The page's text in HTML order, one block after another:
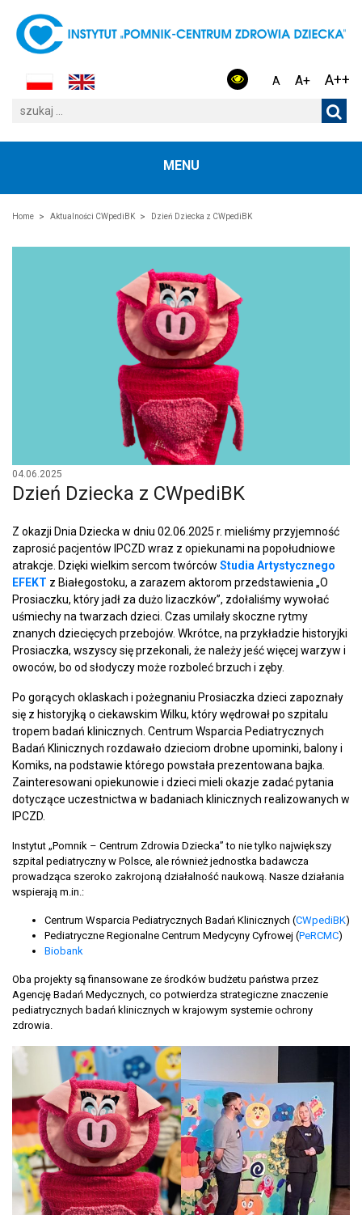
A A+ A++
MENU
Home Aktualności CWpediBK Dzień Dziecka z CWpediBK
04.06.2025
Dzień Dziecka z CWpediBK
Z okazji Dnia Dziecka w dniu 02.06.2025 r. mieliśmy przyjemność
zaprosić pacjentów IPCZD wraz z opiekunami na popołudniowe
atrakcje. Dzięki wielkim sercom twórców Studia Artystycznego
EFEKT z Białegostoku, a zarazem aktorom przedstawienia „O
Prosiaczku, który jadł za dużo lizaczków”, zdołaliśmy wywołać
uśmiechy na twarzach dzieci. Czas umilały skoczne rytmy
znanych dziecięcych przebojów. Wkrótce, na przykładzie historyjki
Prosiaczka, wszyscy się przekonali, że należy jeść więcej warzyw i
owoców, bo od słodyczy może rozboleć brzuch i zęby.
Po gorących oklaskach i pożegnaniu Prosiaczka dzieci zapoznały
się z historyjką o ciekawskim Wilku, który wędrował po szpitalu
tropem badań klinicznych. Centrum Wsparcia Pediatrycznych
Badań Klinicznych rozdawało dzieciom drobne upominki, balony i
Komiks, na podstawie którego powstała prezentowana bajka.
Zainteresowani opiekunowie i dzieci mieli okazje zadać pytania
dotyczące uczestnictwa w badaniach klinicznych realizowanych w
IPCZD.
Instytut „Pomnik – Centrum Zdrowia Dziecka” to nie tylko największy
szpital pediatryczny w Polsce, ale również jednostka badawcza
prowadząca szeroko zakrojoną działalność naukową. Nasze działania
wspierają m.in.:
Centrum Wsparcia Pediatrycznych Badań Klinicznych (CWpediBK)
Pediatryczne Regionalne Centrum Medycyny Cyfrowej (PeRCMC)
Biobank
Oba projekty są finansowane ze środków budżetu państwa przez
Agencję Badań Medycznych, co potwierdza strategiczne znaczenie
pediatrycznych badań klinicznych w krajowym systemie ochrony
zdrowia.